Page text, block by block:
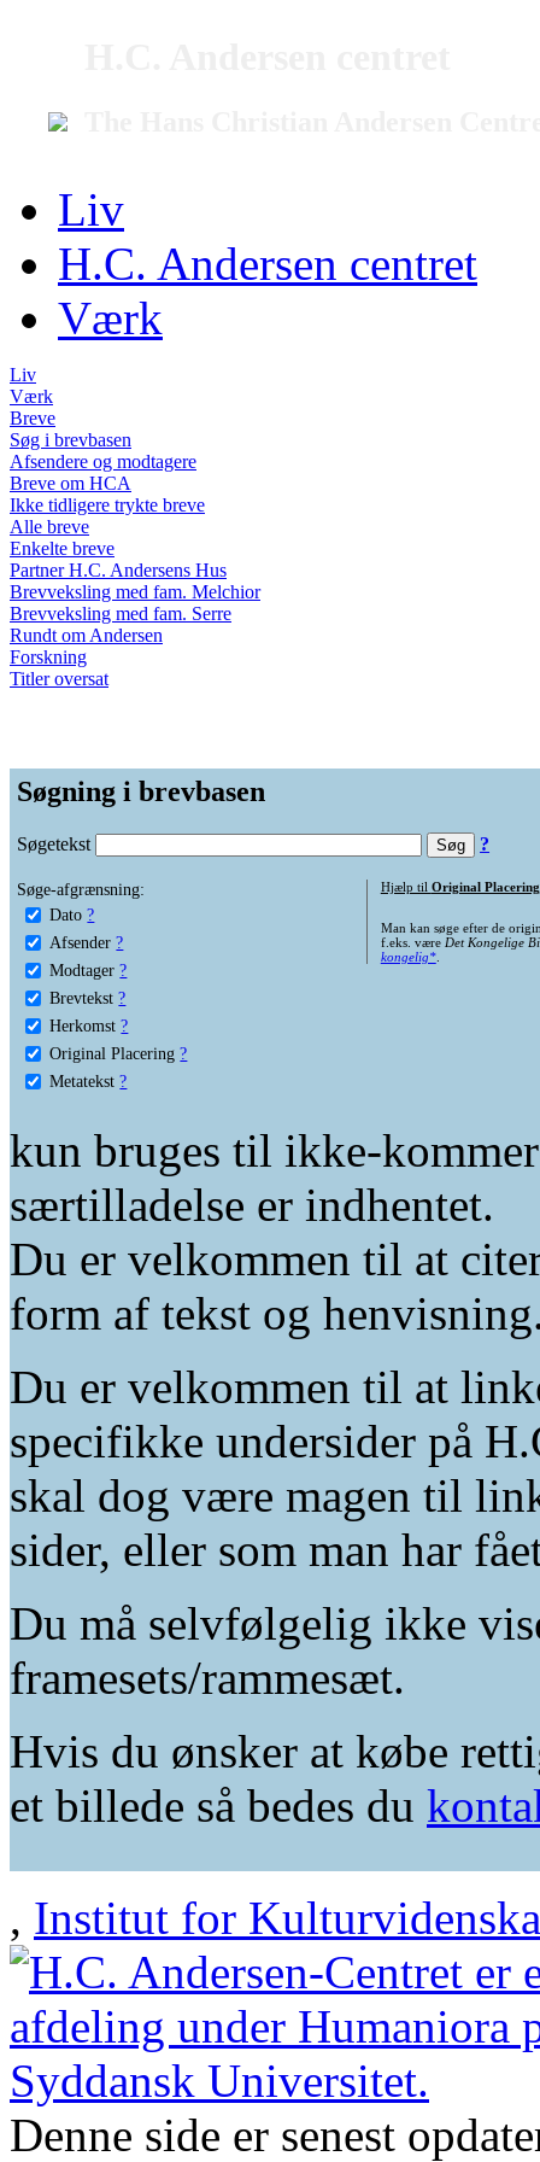
Liv
H.C. Andersen centret
Værk
Liv
Værk
Breve
Søg i brevbasen
Afsendere og modtagere
Breve om HCA
Ikke tidligere trykte breve
Alle breve
Enkelte breve
Partner H.C. Andersens Hus
Brevveksling med fam. Melchior
Brevveksling med fam. Serre
Rundt om Andersen
Forskning
Titler oversat
Søgning i brevbasen
Søgetekst ?
Søge-afgrænsning:
Dato ?
Afsender ?
Modtager ?
Brevtekst ?
Herkomst ?
Original Placering ?
Metatekst ?
Hjælp til Original Placering
Man kan søge efter de
f.eks. være Det Kongelige
kongelig*.
kun bruges til ikke-
særtilladelse er indhentet.
Du er velkommen til at
form af tekst og
Du er velkommen til at
specifikke undersider på
skal dog være magen til
sider, eller som man har
Du må selvfølgelig ikke
framesets/rammesæt.
Hvis du ønsker at købe
et billede så bedes du
, Institut for
Denne side er senest